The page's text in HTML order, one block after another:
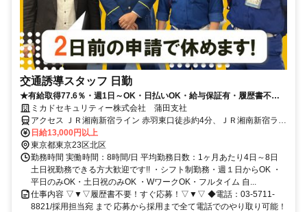
交通誘導スタッフ 日勤
★有給取得77.6％・週1日～OK・日払いOK・給与保証有・履歴書不要
★ ミカドセキュリティー株式会社 蒲田支社
アクセス ＪＲ湘南新宿ライン 赤羽東口徒歩約4分、ＪＲ湘南新宿ライ
ン 赤羽東口徒歩約4分、ＪＲ湘南新宿ライン 赤羽東口徒歩約4分
日給13,000円以上
東京都東京23区北区
勤務時間 実働時間：8時間/日 平均勤務日数：1ヶ月あたり4日～8日
土日祝勤務できる方大歓迎です!! ・シフト制勤務・週１日からOK ・
平日のみOK・土日祝のみOK ・WワークOK・フルタイム 自...
仕事内容 ▽▼▽履歴書不要！すぐ応募！▽▼▽ ◆電話：03-5711-
8821/採用担当宛 まで 応募から採用まで全て電話でのやり取り可能！